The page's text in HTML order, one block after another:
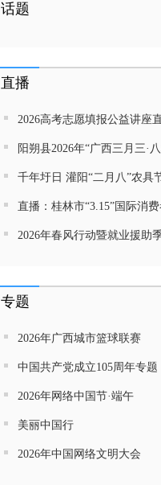
话题
直播
2026高考志愿填报公益讲座
阳朔县2026年“广西三月三·八桂嘉年华”
千年圩日 灌阳“二月八”农具
直播：桂林市“3.15”国际消费者权益日暨诚信教育
2026年春风行动暨就业援助季桂林市专场
专题
2026年广西城市篮球联赛
中国共产党成立105周年专题
2026年网络中国节·端午
美丽中国行
2026年中国网络文明大会